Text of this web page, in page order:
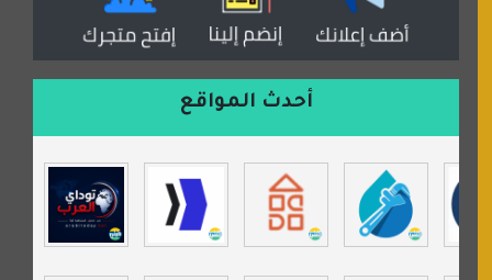
موقع مداد الإسلامي
ورشة زهرة لورا للحدادة
موقع حراج خدمة
تي في قران
موسوعة نور الرحمن
مندى غرام
أحدث المواقع